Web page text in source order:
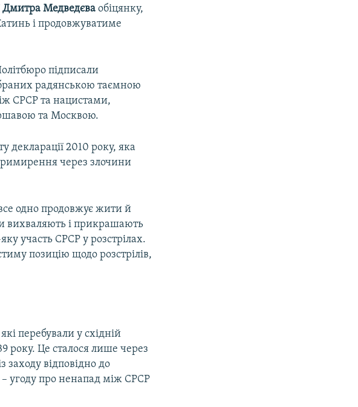
Дмитра Медведєва обіцянку,
і продовжуватиме
підписали
радянською таємною
СРСР та нацистами,
та Москвою.
декларації 2010 року, яка
через злочини
одно продовжує жити й
вихваляють і прикрашають
участь СРСР у розстрілах.
позицію щодо розстрілів,
перебували у східній
року. Це сталося лише через
заходу відповідно до
– угоду про ненапад між СРСР